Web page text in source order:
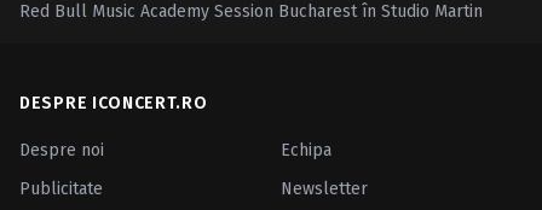
Red Bull Music Academy Session Bucharest în Studio Martin
DESPRE ICONCERT.RO
Despre noi
Echipa
Publicitate
Newsletter